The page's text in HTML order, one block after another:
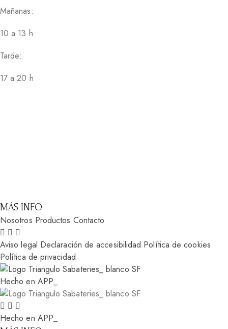
Mañanas:
10 a 13 h
Tarde:
17 a 20 h
MÁS INFO
Nosotros Productos Contacto
Aviso legal Declaración de accesibilidad Política de cookies
Política de privacidad
Hecho en APP_
Hecho en APP_